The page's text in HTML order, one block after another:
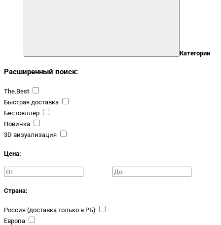
Категории
Расширенный поиск:
The.Best
Быстрая доставка
Бестселлер
Новинка
3D визуализация
Цена:
Страна:
Россия (доставка только в РБ)
Европа